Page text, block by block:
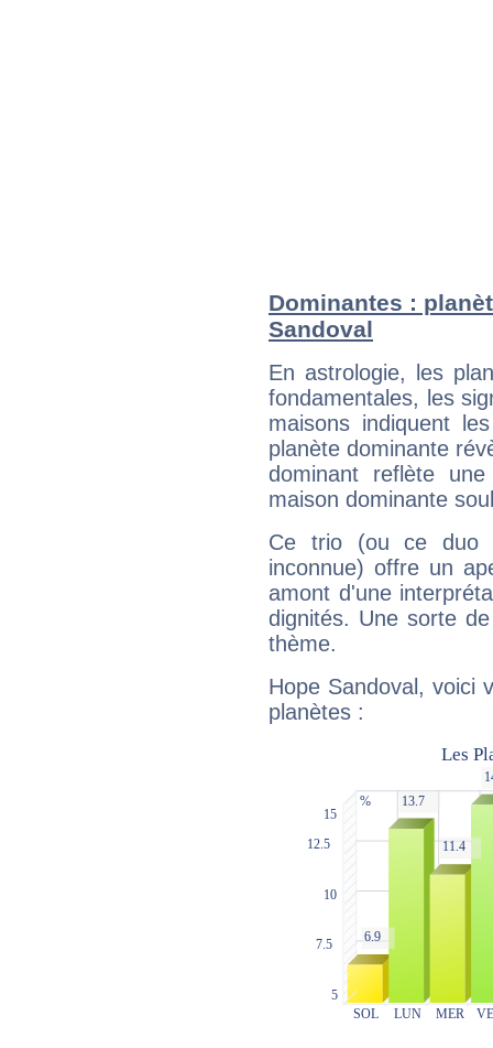
Dominantes :
Sandoval
En astrologie, les
fondamentales, les
maisons indiquent
planète dominante
dominant reflète
maison dominante
Ce trio (ou ce duo
inconnue) offre un
amont d'une
dignités. Une sorte
thème.
Hope Sandoval, voici
planètes :